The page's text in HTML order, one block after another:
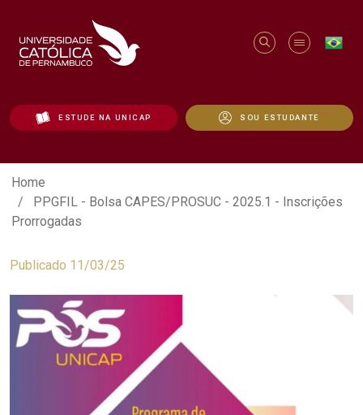
ESTUDE NA UNICAP SOU ESTUDANTE
PPGFIL - Bolsa CAPES/PROSUC -
Home
PPGFIL - Bolsa CAPES/PROSUC - 2025.1 - Inscrições
Prorrogadas
Publicado 11/03/25